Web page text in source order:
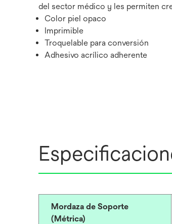
del sector médico y les permiten
Color piel opaco
Imprimible
Troquelable para conversión
Adhesivo acrílico adherente
Mordaza de Soporte
(Métrica)